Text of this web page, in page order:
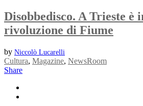
Disobbedisco. A Trieste è
rivoluzione di Fiume
by Niccolò Lucarelli
Cultura, Magazine, NewsRoom
Share